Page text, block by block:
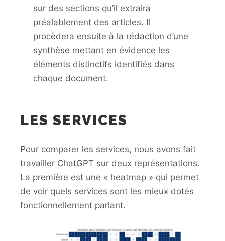
sur des sections qu’il extraira
préalablement des articles. Il
procèdera ensuite à la rédaction d’une
synthèse mettant en évidence les
éléments distinctifs identifiés dans
chaque document.
LES SERVICES
Pour comparer les services, nous avons fait
travailler ChatGPT sur deux représentations.
La première est une « heatmap » qui permet
de voir quels services sont les mieux dotés
fonctionnellement parlant.